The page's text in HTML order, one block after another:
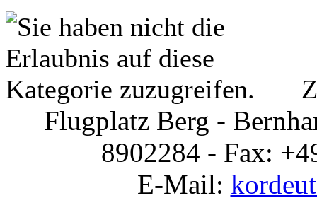
Flugplatz Berg -
8902284 - Fax:
E-Mail: